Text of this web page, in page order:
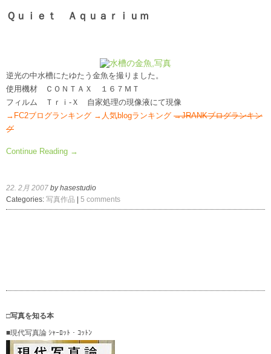
Ｑｕｉｅｔ Ａｑｕａｒｉｕｍ
逆光の中水槽にたゆたう金魚を撮りました。
使用機材 ＣＯＮＴＡＸ １６７ＭＴ
フィルム Ｔｒｉ-Ｘ 自家処理の現像液にて現像
→FC2ブログランキング →人気blogランキング →JRANKブログランキン
グ
Continue Reading →
22. 2月 2007 by hasestudio
Categories: 写真作品 5 comments
□写真を知る本
■現代写真論 ｼｬｰﾛｯﾄ・ｺｯﾄﾝ